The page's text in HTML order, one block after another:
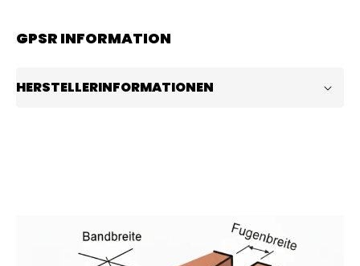
GPSR INFORMATION
HERSTELLERINFORMATIONEN